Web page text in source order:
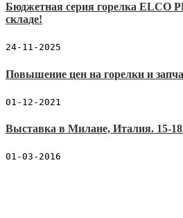
Бюджетная серия горелка ELCO
складе!
24-11-2025
Повышение цен на горелки и
01-12-2021
Выставка в Милане, Италия. 15-18
01-03-2016